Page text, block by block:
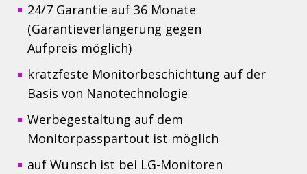
24/7 Garantie auf 36 Monate
(Garantieverlängerung gegen
Aufpreis möglich)
kratzfeste Monitorbeschichtung auf der
Basis von Nanotechnologie
Werbegestaltung auf dem
Monitorpasspartout ist möglich
auf Wunsch ist bei LG-Monitoren